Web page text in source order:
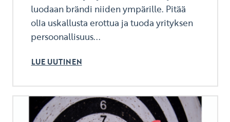
luodaan brändi niiden ympärille. Pitää
olla uskallusta erottua ja tuoda yrityksen
persoonallisuus...
LUE UUTINEN